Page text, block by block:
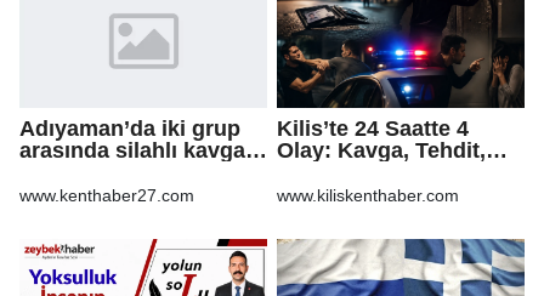
Adıyaman’da iki grup
arasında silahlı kavga:
www.kenthaber27.com
Kilis’te 24 Saatte 4
Olay: Kavga, Tehdit,
Verme
www.kiliskenthaber.com